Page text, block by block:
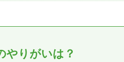
りがいは？